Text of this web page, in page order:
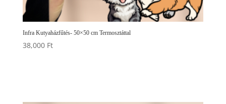
Infra Kutyaházfűtés- 50×50 cm Termosztáttal
38,000 Ft